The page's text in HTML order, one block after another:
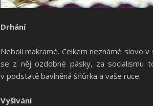
Drhání
Neboli makramé. Celkem neznámé slovo
se z něj ozdobné pásky, za socialismu
v podstatě bavlněná šňůrka a vaše ruce.
Vyšívání